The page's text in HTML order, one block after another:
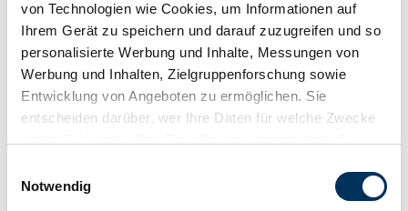
von Technologien wie Cookies, um Informationen auf
Ihrem Gerät zu speichern und darauf zuzugreifen und so
personalisierte Werbung und Inhalte, Messungen von
Werbung und Inhalten, Zielgruppenforschung sowie
Entwicklung von Angeboten zu ermöglichen. Sie
entscheiden darüber, wer Ihre Daten für welche Zwecke
Trigger Symbol ändern oder widerrufen
Notwendig